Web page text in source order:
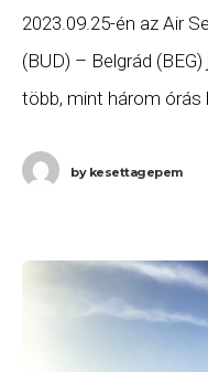
2023.09.25-én az Air
(BUD) – Belgrád
több, mint három órás
bykesettagepem